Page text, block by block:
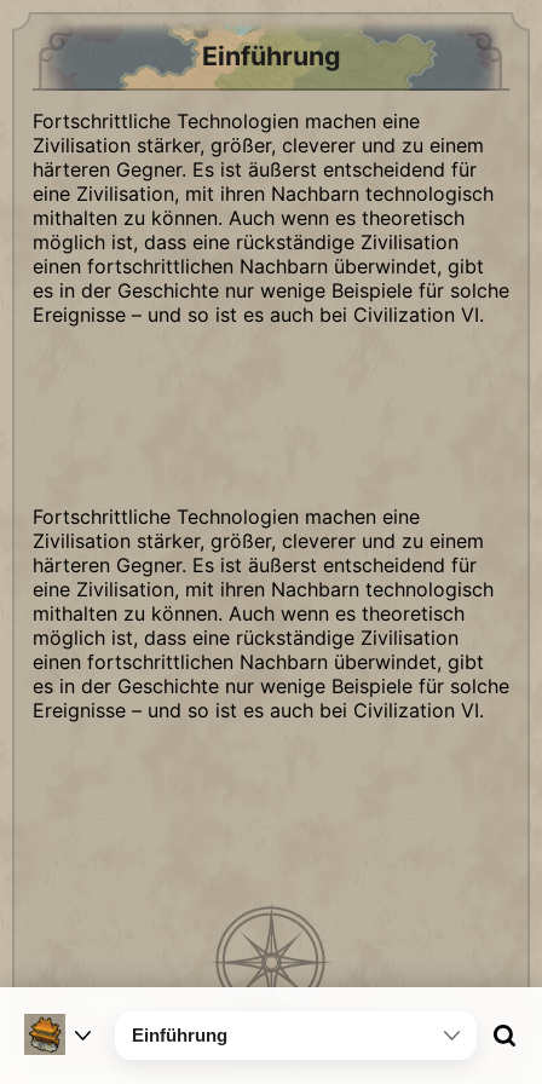
Einführung
Fortschrittliche Technologien machen eine
Zivilisation stärker, größer, cleverer und zu einem
härteren Gegner. Es ist äußerst entscheidend für
eine Zivilisation, mit ihren Nachbarn technologisch
mithalten zu können. Auch wenn es theoretisch
möglich ist, dass eine rückständige Zivilisation
einen fortschrittlichen Nachbarn überwindet, gibt
es in der Geschichte nur wenige Beispiele für solche
Ereignisse – und so ist es auch bei Civilization VI.
Fortschrittliche Technologien machen eine
Zivilisation stärker, größer, cleverer und zu einem
härteren Gegner. Es ist äußerst entscheidend für
eine Zivilisation, mit ihren Nachbarn technologisch
mithalten zu können. Auch wenn es theoretisch
möglich ist, dass eine rückständige Zivilisation
einen fortschrittlichen Nachbarn überwindet, gibt
es in der Geschichte nur wenige Beispiele für solche
Ereignisse – und so ist es auch bei Civilization VI.
Einführung